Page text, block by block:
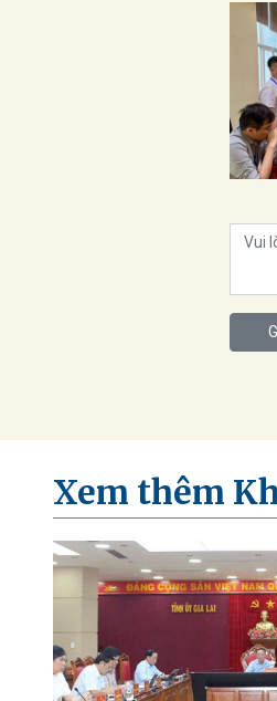
Xem thêm